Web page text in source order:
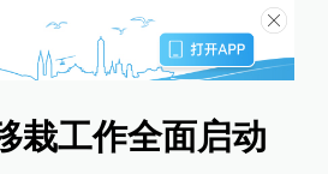
栽工作全面启动